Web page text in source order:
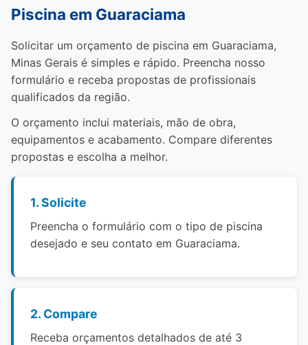
Piscina em Guaraciama
Solicitar um orçamento de piscina em Guaraciama,
Minas Gerais é simples e rápido. Preencha nosso
formulário e receba propostas de profissionais
qualificados da região.
O orçamento inclui materiais, mão de obra,
equipamentos e acabamento. Compare diferentes
propostas e escolha a melhor.
1. Solicite
Preencha o formulário com o tipo de piscina
desejado e seu contato em Guaraciama.
2. Compare
Receba orçamentos detalhados de até 3